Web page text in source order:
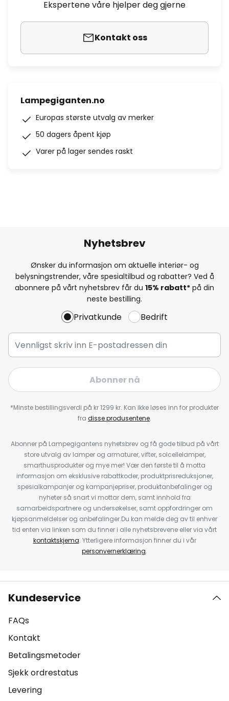
Ekspertene våre hjelper deg gjerne
Kontakt oss
Lampegiganten.no
Europas største utvalg av merker
50 dagers åpent kjøp
Varer på lager sendes raskt
Nyhetsbrev
Ønsker du informasjon om aktuelle interiør- og
belysningstrender, våre spesialtilbud og rabatter? Ved å
abonnere på vårt nyhetsbrev får du 15% rabatt* på din
neste bestilling.
Privatkunde Bedrift
Abonner nå
*Minste bestillingsverdi på kr 1299 kr. Kan ikke løses inn for produkter
fra disse produsentene.
Abonner på Lampegigantens nyhetsbrev og få gode tilbud på vårt
store utvalg av lamper og armaturer, vifter, solcellelamper,
smarthusprodukter og mye mer! Vær den første til å motta
informasjon om eksklusive rabattkoder, produktprisreduksjoner,
spesialkampanjer og kampanjepriser, produktanbefalinger og
nyheter så snart vi mottar dem, samt innhold fra
samarbeidspartnere og undersøkelser, samt oppfordringer om
kjøpsanmeldelser og anbefalinger.Du kan melde deg av til enhver
tid enten via linken som du finner i alle nyhetsbrevene eller via vårt
kontaktskjema. Ytterligere informasjon finner du i vår
personvernerklæring.
Kundeservice
FAQs
Kontakt
Betalingsmetoder
Sjekk ordrestatus
Levering